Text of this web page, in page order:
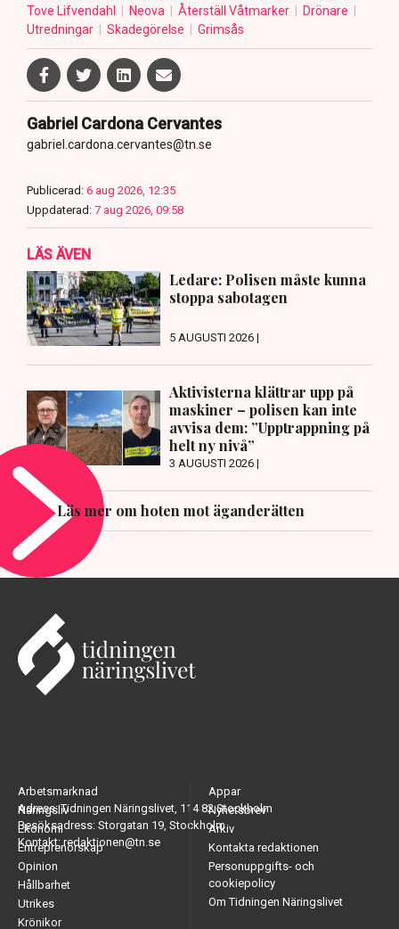
Tove Lifvendahl
Neova Återställ Våtmarker
Drönare
Utredningar
Skadegörelse Grimsås
Gabriel Cardona Cervantes
gabriel.cardona.cervantes@tn.se
Publicerad: 6 aug 2026, 12:35
Uppdaterad: 7 aug 2026, 09:58
LÄS ÄVEN
Ledare: Polisen måste kunna
stoppa sabotagen
5 AUGUSTI 2026 |
Aktivisterna klättrar upp på
maskiner – polisen kan inte
avvisa dem: ”Upptrappning på
helt ny nivå”
3 AUGUSTI 2026 |
Läs mer om hoten mot äganderätten
Adress: Tidningen Näringslivet, 114 82 Stockholm
Besöksadress: Storgatan 19, Stockholm
Kontakt: redaktionen@tn.se
Arbetsmarknad
Näringsliv
Ekonomi
Entreprenörskap
Opinion
Hållbarhet
Utrikes
Krönikor
Appar
Nyhetsbrev
Arkiv
Kontakta redaktionen
Personuppgifts- och
cookiepolicy
Om Tidningen Näringslivet